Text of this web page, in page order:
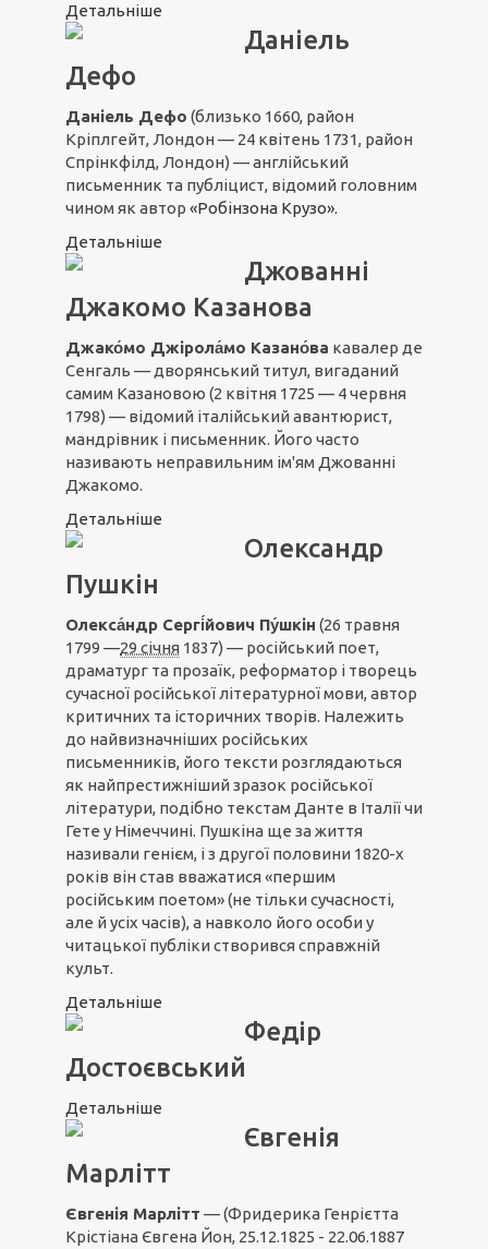
Детальніше
Даніель
Дефо
Даніель Дефо (близько 1660, район
Кріплгейт, Лондон — 24 квітень 1731, район
Спрінкфілд, Лондон) — англійський
письменник та публіцист, відомий головним
чином як автор «Робінзона Крузо».
Детальніше
Джованні
Джакомо Казанова
Джако́мо Джірола́мо Казано́ва кавалер де
Сенгаль — дворянський титул, вигаданий
самим Казановою (2 квітня 1725 — 4 червня
1798) — відомий італійський авантюрист,
мандрівник і письменник. Його часто
називають неправильним ім'ям Джованні
Джакомо.
Детальніше
Олександр
Пушкін
Олекса́ндр Сергі́йович Пу́шкін (26 травня
1799 —29 січня 1837) — російський поет,
драматург та прозаїк, реформатор і творець
сучасної російської літературної мови, автор
критичних та історичних творів. Належить
до найвизначніших російських
письменників, його тексти розглядаються
як найпрестижніший зразок російської
літератури, подібно текстам Данте в Італії чи
Гете у Німеччині. Пушкіна ще за життя
називали генієм, і з другої половини 1820-х
років він став вважатися «першим
російським поетом» (не тільки сучасності,
але й усіх часів), а навколо його особи у
читацької публіки створився справжній
культ.
Детальніше
Федір
Достоєвський
Детальніше
Євгенія
Марлітт
Євгенія Марлітт — (Фридерика Генрієтта
Крістіана Євгена Йон, 25.12.1825 - 22.06.1887